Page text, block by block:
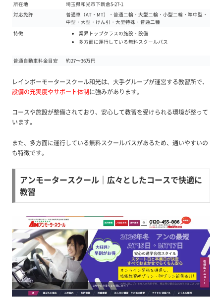
所在地
埼玉県和光市下新倉5-27-1
対応免許
普通車（AT・MT）・普通二輪・大型二輪・小型二輪・準中型・
中型・大型・けん引・大型特殊・普通二種
特徴
業界トップクラスの施設・設備
多方面に運行している無料スクールバス
普通自動車料金目安 約27〜36万円
レインボーモータースクール和光は、大手グループが運営する教習所で、
設備の充実度やサポート体制に強みがあります。
コースや施設が整備されており、安心して教習を受けられる環境が整って
います。
また、多方面に運行している無料スクールバスがあるため、通いやすいの
も特徴です。
アンモータースクール｜広々としたコースで快適に
教習